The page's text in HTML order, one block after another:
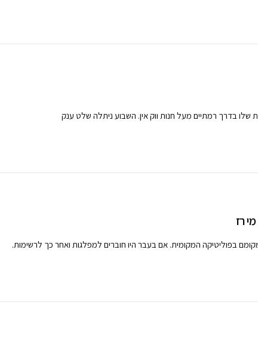
בדרך רמתיים מעל חנות ווק אין. השבוע ניתלה שלט ענק
רז
בפוליטיקה המקומית. אם בעבר היו חוברים למפלגות ואחר כך לרשימות.